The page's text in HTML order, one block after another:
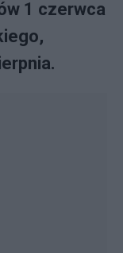
1 czerwca